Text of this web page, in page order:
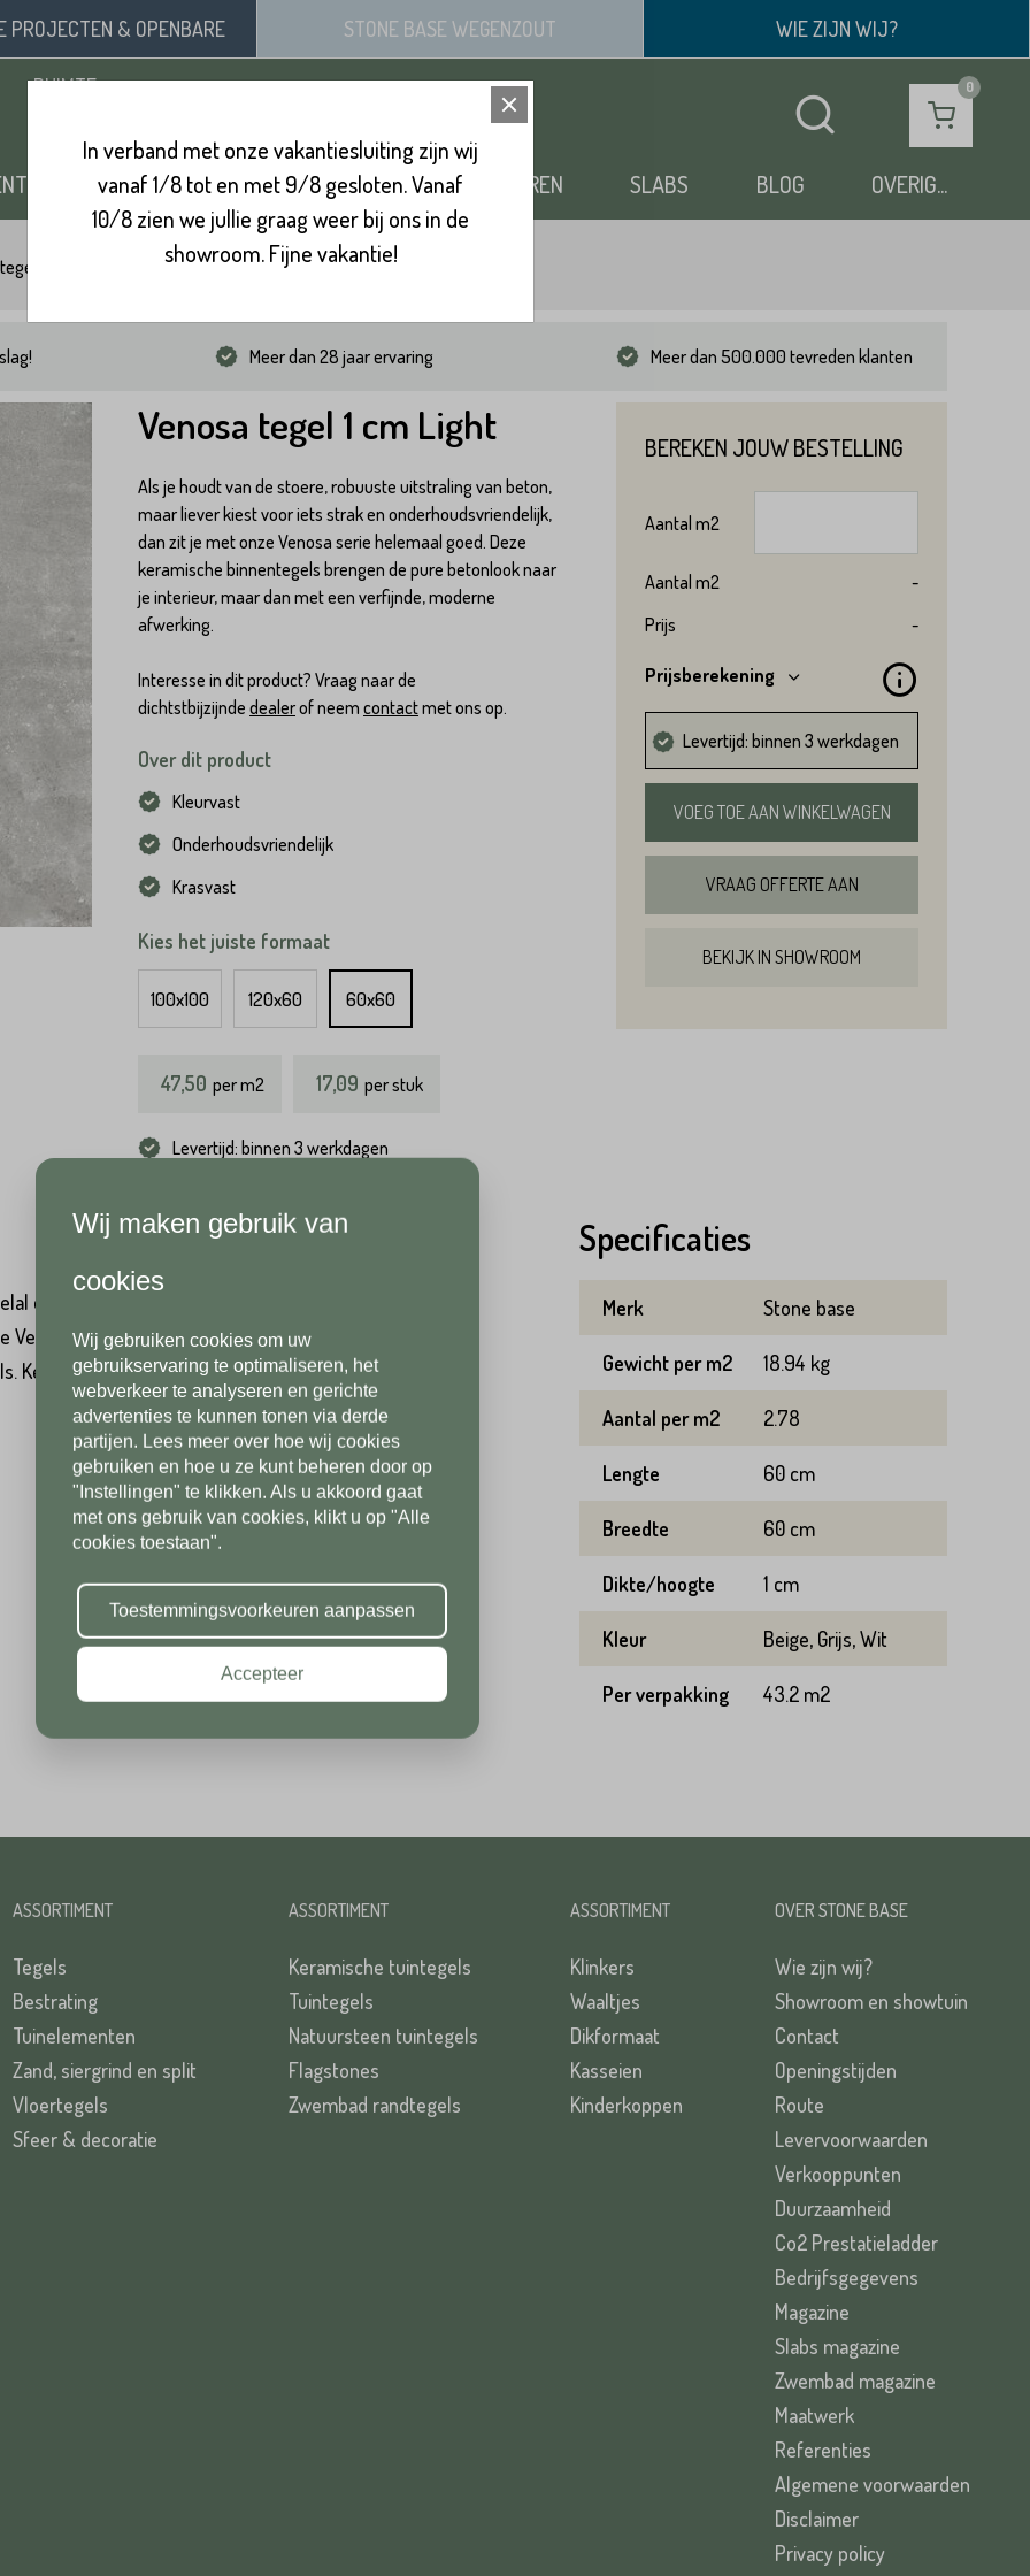
PROJECTEN & OPENBARE
RUIMTE
STONE BASE WEGENZOUT WIE ZIJN WIJ?
ZAND, SIERGRIND & SPLIT BINNENVLOEREN SLABS BLOG OVERIG...
Venosa tegel 1 cm Light
Meer dan 28 jaar ervaring Meer dan 500.000 tevreden klanten
Venosa tegel 1 cm Light
Als je houdt van de stoere, robuuste uitstraling van beton,
maar liever kiest voor iets strak en onderhoudsvriendelijk,
dan zit je met onze Venosa serie helemaal goed. Deze
keramische binnentegels brengen de pure betonlook naar
je interieur, maar dan met een verfijnde, moderne
afwerking.
Interesse in dit product? Vraag naar de
dichtstbijzijnde dealerof neem contactmet ons op.
Over dit product
Kleurvast
Onderhoudsvriendelijk
Krasvast
Kies het juiste formaat
100x100 120x60 60x60
47,50 perm2 17,09 per stuk
Levertijd: binnen 3 werkdagen
BEREKEN JOUW BESTELLING
Aantal m2
Aantal m2
-
Prijs
-
Prijsberekening
Levertijd: binnen 3 werkdagen
VOEG TOE AAN WINKELWAGEN
VRAAG OFFERTE AAN
BEKIJK IN SHOWROOM
direct beschikbaar en uit voorraad leverbaar. De
Light hebben wij ook natuursteen tegels, maar
tuintegels zijn krasvast, kleurvast, slijtvast,
Specificaties
Merk Stone base
Gewicht per m2 18.94 kg
Aantal per m2 2.78
Lengte 60 cm
Breedte 60 cm
Dikte/hoogte 1 cm
Kleur Beige, Grijs, Wit
Per verpakking 43.2 m2
Achternaam*
Telefoonnummer*
Postcode*
Telefoonnummer*
Postcode*
Toevoeging
Plaats*
ASSORTIMENT
Tegels
Bestrating
Tuinelementen
Zand, siergrind en split
Vloertegels
Sfeer & decoratie
ASSORTIMENT
Keramische tuintegels
Tuintegels
Natuursteen tuintegels
Flagstones
Zwembad randtegels
ASSORTIMENT
Klinkers
Waaltjes
Dikformaat
Kasseien
Kinderkoppen
OVER STONE BASE
Wie zijn wij?
Showroom en showtuin
Contact
Openingstijden
Route
Levervoorwaarden
Verkooppunten
Duurzaamheid
Co2 Prestatieladder
Bedrijfsgegevens
Magazine
Slabs magazine
Zwembad magazine
Maatwerk
Referenties
Algemene voorwaarden
Disclaimer
Privacy policy
In verband met onze vakantiesluiting zijn wij
vanaf 1/8 tot en met 9/8 gesloten. Vanaf
10/8 zien we jullie graag weer bij ons in de
showroom. Fijne vakantie!
Wij maken gebruik van
cookies
Wij gebruiken cookies om uw
gebruikservaring te optimaliseren, het
webverkeer te analyseren en gerichte
advertenties te kunnen tonen via derde
partijen. Lees meer over hoe wij cookies
gebruiken en hoe u ze kunt beheren door op
"Instellingen" te klikken. Als u akkoord gaat
met ons gebruik van cookies, klikt u op "Alle
cookies toestaan".
Toestemmingsvoorkeuren aanpassen
Accepteer